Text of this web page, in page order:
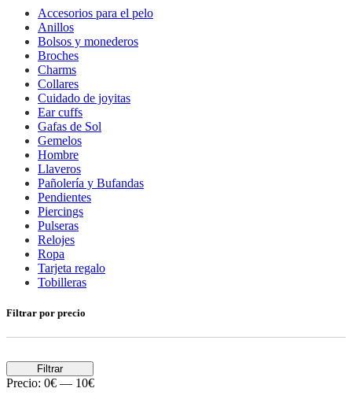
Accesorios para el pelo
Anillos
Bolsos y monederos
Broches
Charms
Collares
Cuidado de joyitas
Ear cuffs
Gafas de Sol
Gemelos
Hombre
Llaveros
Pañolería y Bufandas
Pendientes
Piercings
Pulseras
Relojes
Ropa
Tarjeta regalo
Tobilleras
Filtrar por precio
Filtrar
Precio: 0€ — 10€